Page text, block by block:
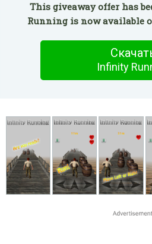
This giveaway offer has
Running is now available
Infinity